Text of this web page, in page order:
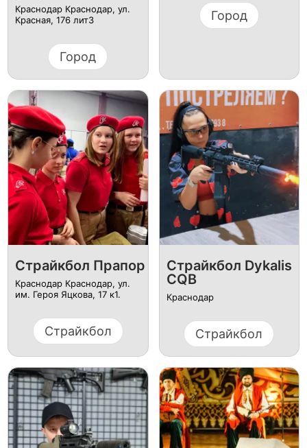
Краснодар Краснодар, ул.
Красная, 176 лит3
Город
Город
Страйкбол Прапор
Краснодар Краснодар, ул.
им. Героя Яцкова, 17 к1.
Страйкбол
Страйкбол Dykalis
CQB
Краснодар
Страйкбол